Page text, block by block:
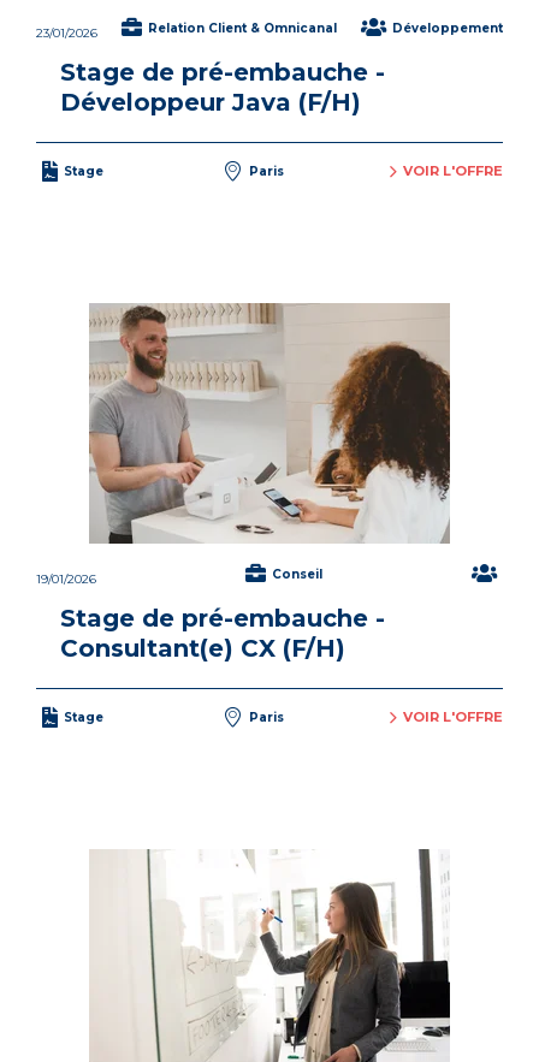
23/01/2026 Relation Client & Omnicanal Développement
Stage de pré-embauche -
Développeur Java (F/H)
Stage Paris VOIR L'OFFRE
19/01/2026 Conseil
Stage de pré-embauche -
Consultant(e) CX (F/H)
Stage Paris VOIR L'OFFRE